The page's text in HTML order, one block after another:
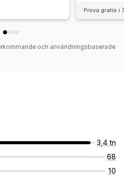
Prova gratis i
och användningsbaserade
3,4 tn
68
10